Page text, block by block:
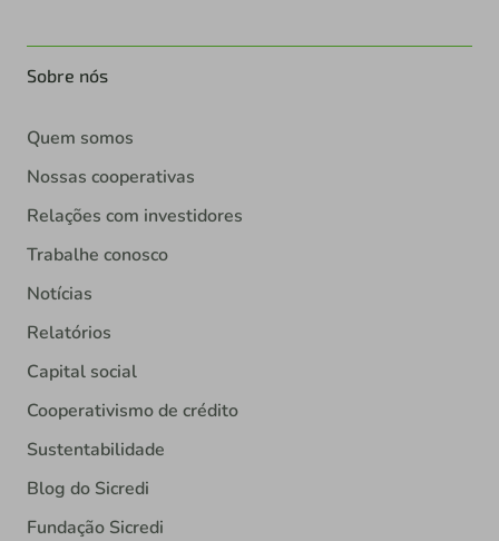
Sobre nós
Quem somos
Nossas cooperativas
Relações com investidores
Trabalhe conosco
Notícias
Relatórios
Capital social
Cooperativismo de crédito
Sustentabilidade
Blog do Sicredi
Fundação Sicredi